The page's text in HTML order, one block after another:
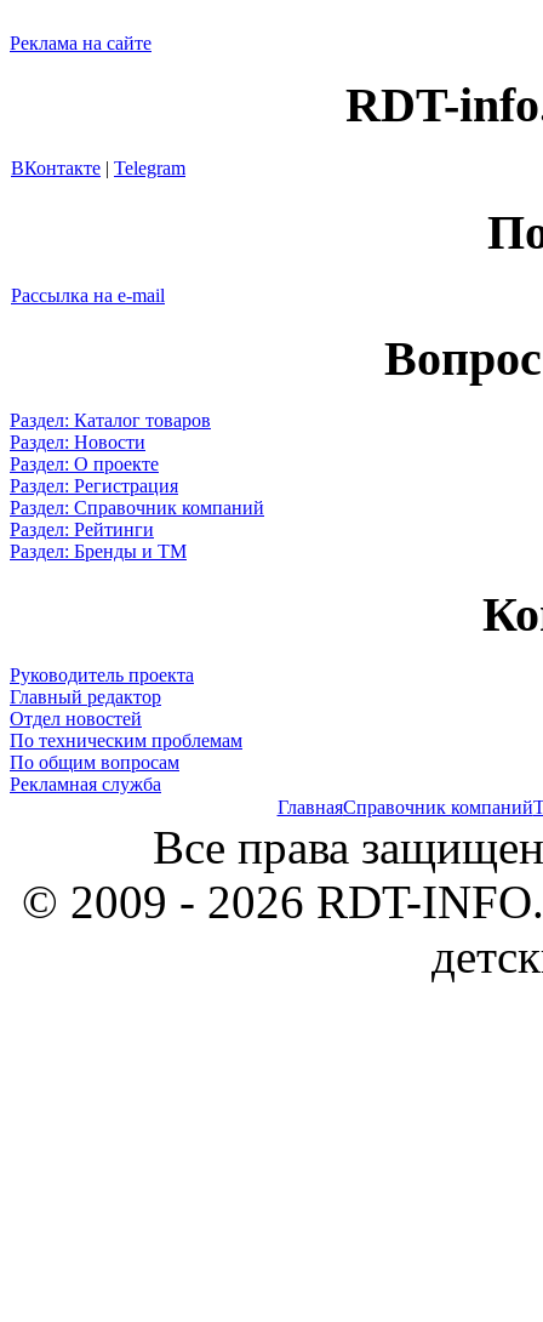
Реклама на сайте
RDT-
ВКонтакте | Telegram
Рассылка на e-mail
Раздел: Каталог товаров
Раздел: Новости
Раздел: О проекте
Раздел: Регистрация
Раздел: Справочник компаний
Раздел: Рейтинги
Раздел: Бренды и ТМ
Руководитель проекта
Главный редактор
Отдел новостей
По техническим проблемам
По общим вопросам
Рекламная служба
ГлавнаяСправочник компаний
Все права
© 2009 - 2026 RDT-